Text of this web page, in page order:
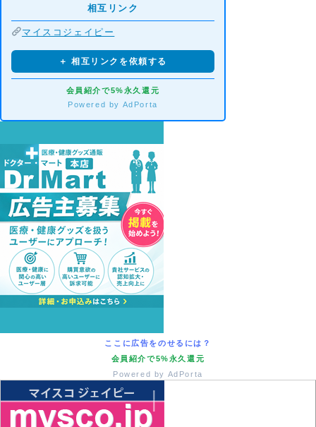
相互リンク
マイスコジェイピー
＋ 相互リンクを依頼する
会員紹介で5%永久還元
Powered by AdPorta
ここに広告をのせるには？
会員紹介で5%永久還元
Powered by AdPorta